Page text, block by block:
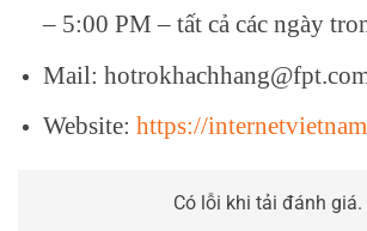
– 5:00 PM – tất cả các ngày
Mail:
Website: https://
Có lỗi khi tải đánh giá.